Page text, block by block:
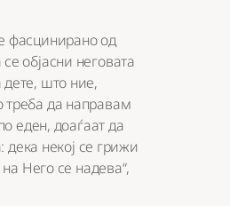
фасцинирано од
објасни неговата
дете, што ние,
треба да направам
еден, доаѓаат да
дека некој се грижи
Него се надева“,